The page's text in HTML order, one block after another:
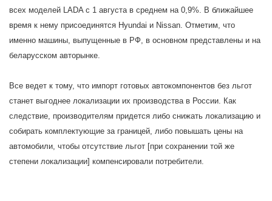
всех моделей LADA с 1 августа в среднем на 0,9%. В ближайшее
время к нему присоединятся Hyundai и Nissan. Отметим, что
именно машины, выпущенные в РФ, в основном представлены и на
беларусском авторынке.
Все ведет к тому, что импорт готовых автокомпонентов без льгот
станет выгоднее локализации их производства в России. Как
следствие, производителям придется либо снижать локализацию и
собирать комплектующие за границей, либо повышать цены на
автомобили, чтобы отсутствие льгот [при сохранении той же
степени локализации] компенсировали потребители.